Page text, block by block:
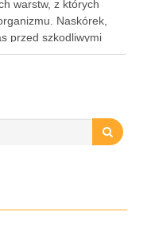
warstw, z których
Naskórek,
przed szkodliwymi
skóra właściwa,